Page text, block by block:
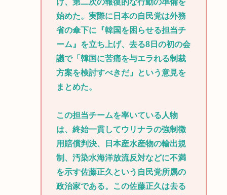
始めた。実際に日本の自民党は外務
省の傘下に『韓国を困らせる担当チ
ーム』を立ち上げ、去る8日の初の会
議で「韓国に苦痛を与エラれる制裁
方案を検討すべきだ」という意見を
まとめた。
この担当チームを率いている人物
は、終始一貫してウリナラの強制徴
用賠償判決、日本産水産物の輸出規
制、汚染水海洋放流反対などに不満
を示す佐藤正久という自民党所属の
政治家である。この佐藤正久は去る